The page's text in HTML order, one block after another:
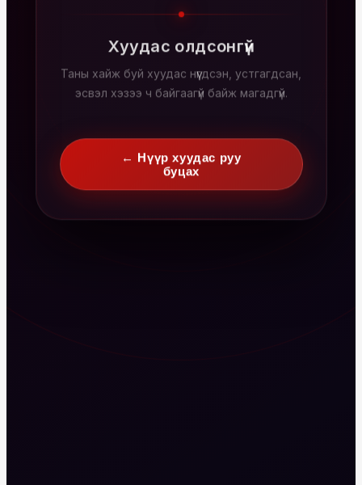
Хуудас олдсонгүй
Таны хайж буй хуудас нүүгдсэн, устгагдсан,
эсвэл хэзээ ч байгаагүй байж магадгүй.
← Нүүр хуудас руу
буцах